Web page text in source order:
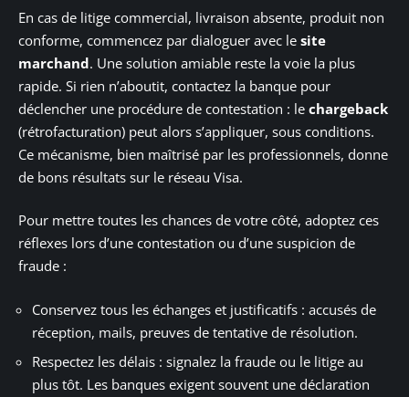
En cas de litige commercial, livraison absente, produit non
conforme, commencez par dialoguer avec le site
marchand. Une solution amiable reste la voie la plus
rapide. Si rien n’aboutit, contactez la banque pour
déclencher une procédure de contestation : le chargeback
(rétrofacturation) peut alors s’appliquer, sous conditions.
Ce mécanisme, bien maîtrisé par les professionnels, donne
de bons résultats sur le réseau Visa.
Pour mettre toutes les chances de votre côté, adoptez ces
réflexes lors d’une contestation ou d’une suspicion de
fraude :
Conservez tous les échanges et justificatifs : accusés de
réception, mails, preuves de tentative de résolution.
Respectez les délais : signalez la fraude ou le litige au
plus tôt. Les banques exigent souvent une déclaration